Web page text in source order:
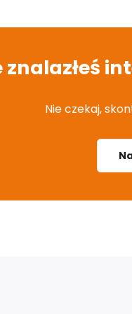
znalazłeś
Nie czekaj,